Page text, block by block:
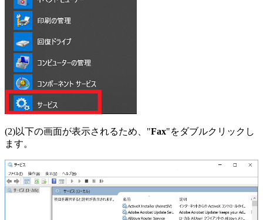
(2)以下の画面が表示されるため、"Fax"をダブルクリックし
ます。